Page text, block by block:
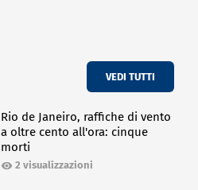
VEDI TUTTI
Rio de Janeiro, raffiche di vento
a oltre cento all'ora: cinque
morti
2 visualizzazioni